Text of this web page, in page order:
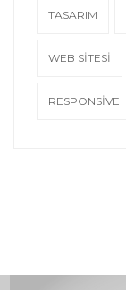
TASARIM
WEB SİTESİ
RESPONSIVE